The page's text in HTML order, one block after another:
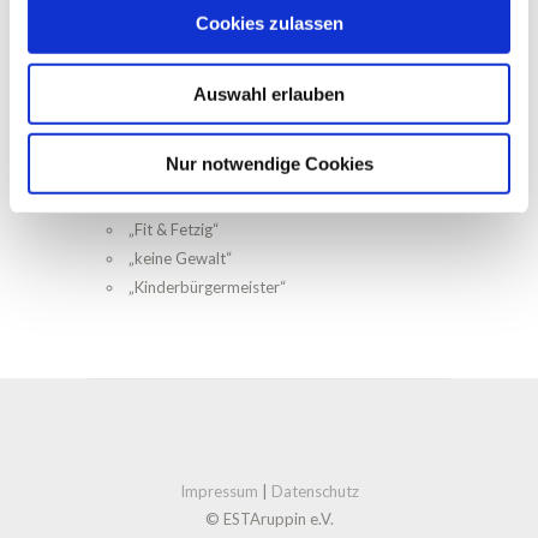
Cookies zulassen
Auswahl erlauben
Nur notwendige Cookies
persönlicher und sozialer Kompetenz
Entwicklungsschwierigkeiten
Verhaltensauffälligkeiten
Angebote für die ganze Klasse – Projektarbeit
“Spielend Streiten Lernen“
„Fit & Fetzig“
„keine Gewalt“
„Kinderbürgermeister“
Impressum
Datenschutz
© ESTAruppin e.V.